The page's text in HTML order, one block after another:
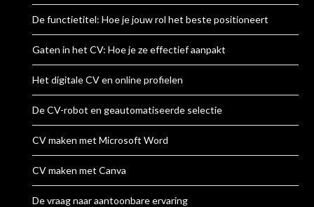
De functietitel: Hoe je jouw rol het beste positioneert
Gaten in het CV: Hoe je ze effectief aanpakt
Het digitale CV en online profielen
De CV-robot en geautomatiseerde selectie
CV maken met Microsoft Word
CV maken met Canva
De vraag naar aantoonbare ervaring